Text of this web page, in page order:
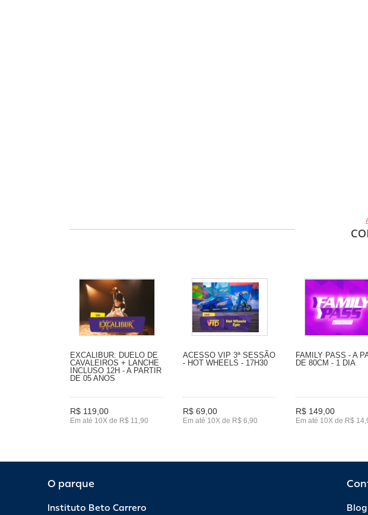
EXCALIBUR: DUELO DE
CAVALEIROS + LANCHE
INCLUSO 12H - A PARTIR
DE 05 ANOS
R$ 119,00
Em até 10X de R$ 11,90
ACESSO VIP 3ª SESSÃO
- HOT WHEELS - 17H30
R$ 69,00
Em até 10X de R$ 6,90
FAMILY PASS - A
DE 80CM - 1 DIA
R$ 149,00
Em até 10X de R$
O parque
Instituto Beto Carrero
Blog